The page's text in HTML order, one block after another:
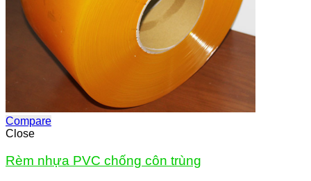
Compare
Close
Rèm nhựa PVC chống côn trùng